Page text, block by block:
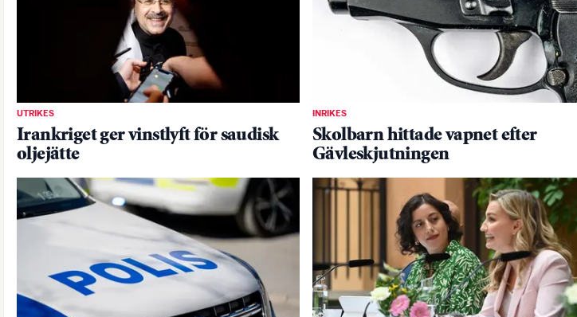
UTRIKES
Irankriget ger vinstlyft för saudisk
oljejätte
INRIKES
Skolbarn hittade vapnet efter
Gävleskjutningen